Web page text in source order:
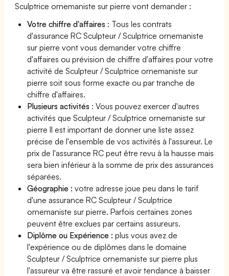
Sculptrice ornemaniste sur pierre vont demander :
Votre chiffre d'affaires : Tous les contrats
d'assurance RC Sculpteur / Sculptrice ornemaniste
sur pierre vont vous demander votre chiffre
d'affaires ou prévision de chiffre d'affaires pour votre
activité de Sculpteur / Sculptrice ornemaniste sur
pierre soit sous forme exacte ou par tranche de
chiffre d'affaires.
Plusieurs activités : Vous pouvez exercer d'autres
activités que Sculpteur / Sculptrice ornemaniste sur
pierre Il est important de donner une liste assez
précise de l'ensemble de vos activités à l'assureur. Le
prix de l'assurance RC peut être revu à la hausse mais
sera bien inférieur à la somme de prix des assurances
séparées.
Géographie :votre adresse joue peu dans le tarif
d'une assurance RC Sculpteur / Sculptrice
ornemaniste sur pierre. Parfois certaines zones
peuvent être exclues par certains assureurs.
Diplôme ou Expérience :plus vous avez de
l'expérience ou de diplômes dans le domaine
Sculpteur / Sculptrice ornemaniste sur pierre plus
l'assureur va être rassuré et avoir tendance à baisser